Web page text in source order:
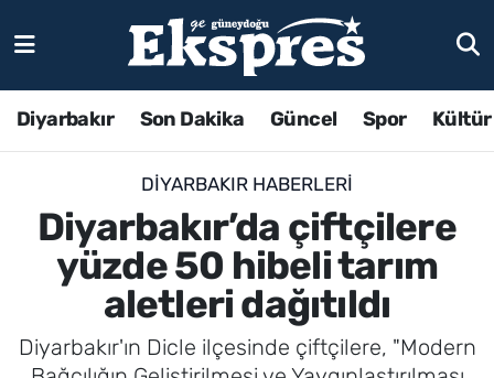
Diyarbakır Son Dakika Güncel Spor
DIYARBAKIR HABERLERI
Diyarbakır’da çiftçilere
yüzde 50 hibeli tarım
aletleri dağıtıldı
Diyarbakır'ın Dicle ilçesinde çiftçilere, "Modern